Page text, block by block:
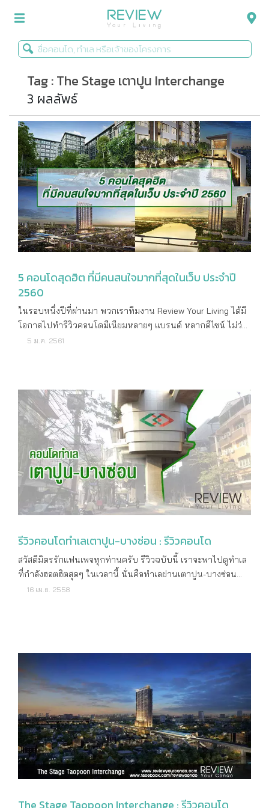
รีวิวคอนโด
รีวิวบ้าน
รีวิวทาวน์โฮม
Life+Style
Infographic
ข่าวโปรโมชั่น
Tag : The Stage เตาปูน Interchange
3 ผลลัพธ์
5 คอนโดสุดฮิต ที่มีคนสนใจมากที่สุดในเว็บ ประจำปี
2560
ในรอบหนึ่งปีที่ผ่านมา พวกเราทีมงาน Review Your Living ได้มี
โอกาสไปทำรีวิวคอนโดมีเนียมหลายๆ แบรนด์ หลากดีไซน์ ไม่ว่า
จะเป็น คอนโด Low Rise, คอนโด High Rise ตลอดจนคอนโด
รวมถึงจำนวนผู้เข้าอ่านในเว็บไซต์ของเรา มาดูกันดีกว่าค่ะว่าจะมี
คอนโดไหนบ้าง จะใช่หลังที่อยู่ในใจคุณหรือเปล่า ตามมาดูได้
เลย.. คอนโด HALLMARK งามวงศ์วาน สำหรับโครงการแรกที่มีผู้
อ่านสนใจคลิกเข้ามามากที่สุดก็คือ Hallmark งามวงศ์วาน เป็น
คอนโด Low Rise สูง 8 ชั้น 4 อาคาร ล้อมรอบ Facility หลักของ
โครงการอย่างสระว่ายน้ำ และฟิตเนส ที่อยู่ตรงกลางคอนโด ทำเล
ตั้งอยู่ย่านงามวงศ์วาน ใกล้ๆ กับกระทรวงสาธารณสุข โดยเป็น
โครงการแรกจากชีวาทัย จุดเด่นอยู่ที่ความเงียบสงบ เป็นส่วนตัว
ไม่วุ่นวายเหมือนคอนโดในเมือง เนื่องจากคอนโดตั้งอยู่ในซอยย่าน
หรือบุคคลากรที่ทำงานอยู่ในกระทรวงสาธารณสุข จะสะดวกมาก
ที่สุด ในส่วนของการเดินทางถ้าหากใครที่ไม่ใช้รถยนต์ส่วนตัวก็
อาจจะต้องเผื่อเวลาในการเดินทางสักหน่อย เพราะทำเลที่ตั้ง
โครงการถือว่าอยู่ในซอยลึกพอสมควร แต่ก็ยังมีรถสองแถวและวิน
VERY สุขุมวิท 72 เป็นคอนโดแนวรถไฟฟ้าที่ผู้อ่านในเว็บไซต์ให้
ความสนใจมากทีเดียวค่ะ เพราะตัวคอนโดตั้งอยู่ซอยสุขุมวิท 72
การเดินทางหลักๆ ก็คงหนีไม่พ้นการใช้รถไฟฟ้า BTS เป็นตัว
เลือกแรก นั่งรถไฟฟ้ามาลงที่สถานีแบริ่งแล้วออกทางออกที่ 4
เดินต่อไปทางซอยสุขุมวิท 72 และเข้าซอยอีกเล็กน้อย ก็จะถึง Very
Condo ระยะทางรวมแล้วไม่เกิน 400 เมตร จัดว่าเป็นระยะที่
กำลังเดินได้สบายๆ โดยไม่ต้องพึ่งพารถสองแถว หรือวิน
มอเตอร์ไซค์เลยก็ได้ การเดินทางด้วยรถส่วนตัวก็จัดว่าสะดวกไม่
หลายทาง ทั้งด่านทางด่วนบางนา และทางด่วนสุขสวัสดิ์-บางพลี
5 ม.ค. 2561
รีวิวคอนโดทำเลเตาปูน-บางซ่อน : รีวิวคอนโด
สวัสดีมิตรรักแฟนเพจทุกท่านครับ รีวิวฉบับนี้ เราจะพาไปดูทำเล
ที่กำลังฮอตฮิตสุดๆ ในเวลานี้ นั่นคือทำเลย่านเตาปูน-บางซ่อน
นั่นเองครับ สาเหตุที่ทำให้ทำเลในย่านนี้คึกคักเป็นพิเศษก็เพราะ
ทำความรู้จักกับโครงการในย่านนี้กันดีกว่าครับ ว่าจะน่าสนใจ
ขนาดไหน การมาของรถไฟฟ้าทำให้อสังหาฯ ในย่านนี้เติบโต
อย่างรวดเร็ว โดยเฉพาะคอนโดมิเนียมที่ผุดกันขึ้นมาเป็นดอกเห็ด
ยิ่งการก่อสร้างรถไฟฟ้าใกล้เสร็จสมบูรณ์มากเท่าไหร่ก็ยิ่งเพิ่ม
ความน่าสนใจให้กับทำเลในย่านนี้เข้าไปอีก สำหรับรถไฟฟ้าสาย
สีม่วง จะเริ่มเปิดวิ่งทดสอบเสมือนจริงประมาณเดือนกันยายน
2558 นี้ และจะเปิดให้บริการอย่างเต็มรูปแบบในช่วงเดือน
สิงหาคม 2559 ซึ่งเร็วกว่ากำหนดเดิม 4 เดือน จากที่มีกำหนดจะ
เปิดในเดือนธันวาคม 2559 เนื่องจากบริษัทฯ มีการก่อสร้างเสร็จ
ถนนประชาราษฏร์สาย 2 ใกล้ๆ สถานีเตาปูน เพราะเป็นจุดเชื่อม
16 เม.ย. 2558
The Stage Taopoon Interchange : รีวิวคอนโด